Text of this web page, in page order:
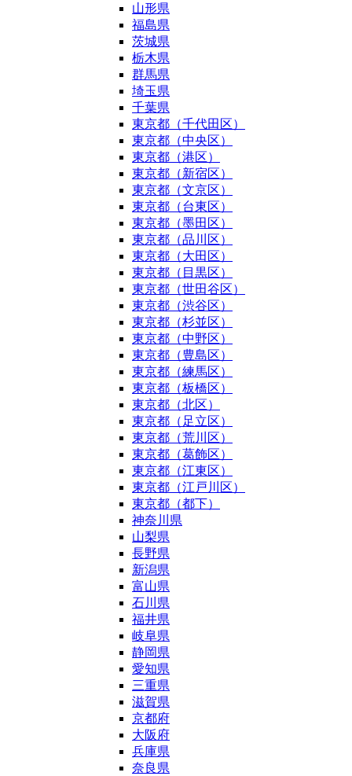
山形県
福島県
茨城県
栃木県
群馬県
埼玉県
千葉県
東京都（千代田区）
東京都（中央区）
東京都（港区）
東京都（新宿区）
東京都（文京区）
東京都（台東区）
東京都（墨田区）
東京都（品川区）
東京都（大田区）
東京都（目黒区）
東京都（世田谷区）
東京都（渋谷区）
東京都（杉並区）
東京都（中野区）
東京都（豊島区）
東京都（練馬区）
東京都（板橋区）
東京都（北区）
東京都（足立区）
東京都（荒川区）
東京都（葛飾区）
東京都（江東区）
東京都（江戸川区）
東京都（都下）
神奈川県
山梨県
長野県
新潟県
富山県
石川県
福井県
岐阜県
静岡県
愛知県
三重県
滋賀県
京都府
大阪府
兵庫県
奈良県